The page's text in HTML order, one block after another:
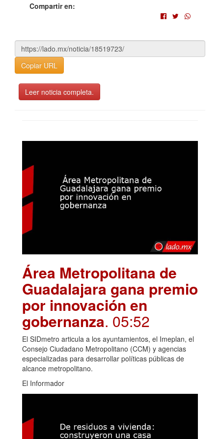
Compartir en:
Copiar URL
Leer noticia completa.
Área Metropolitana de
Guadalajara gana premio
por innovación en
gobernanza. 05:52
El SIDmetro articula a los ayuntamientos, el Imeplan, el
Consejo Ciudadano Metropolitano (CCM) y agencias
especializadas para desarrollar políticas públicas de
alcance metropolitano.
El Informador